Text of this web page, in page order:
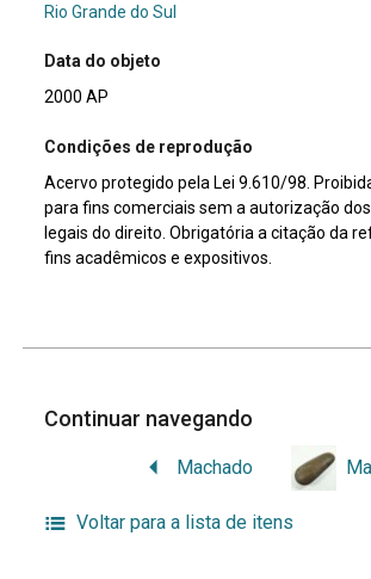
Rio Grande do Sul
Data do objeto
2000 AP
Condições de reprodução
Acervo protegido pela Lei 9.610/98.
para fins comerciais sem a autorização
legais do direito. Obrigatória a citação da
fins acadêmicos e expositivos.
Continuar navegando
Machado
Voltar para a lista de itens